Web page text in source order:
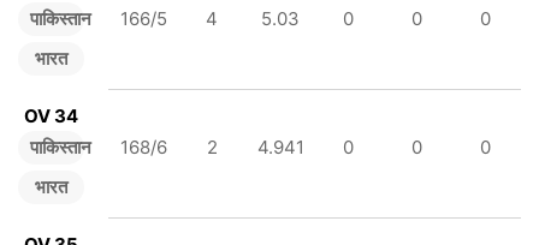
पाकिस्तान
भारत
166/5 4 5.03 0 0 0
OV 34
पाकिस्तान
भारत
168/6 2 4.941 0 0 0